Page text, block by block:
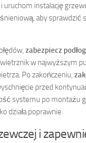
uruchom instalację
aby sprawdzić
zabezpiecz
w najwyższym
Po zakończeniu,
przed
systemu po montażu
działa poprawnie.
i